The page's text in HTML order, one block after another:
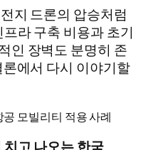
지 드론의 압승처럼
라 구축 비용과 초기
인 장벽도 분명히 존
에서 다시 이야기할
모빌리티 적용 사례